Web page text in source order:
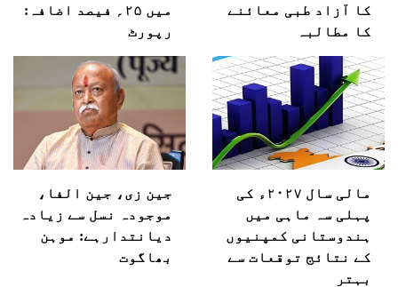
کا آزاد طبی معائنے
کا مطالبہ
میں ۲۵؍ فیصد اضافہ:
رپورٹ
مالی سال ۲۰۲۷ء کی
پہلی سہ ماہی میں
ہندوستانی کمپنیوں
کے نتائج توقعات سے
بہتر
جین زی، جین الفا،
موجودہ نسل سے زیادہ
دیانتدارہے: موہن
بھاگوت